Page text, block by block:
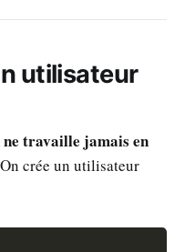
utilisateur
ne travaille jamais en
crée un utilisateur